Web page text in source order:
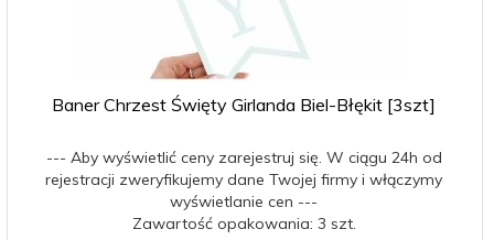
Baner Chrzest Święty Girlanda Biel-Błękit [3szt]
--- Aby wyświetlić ceny zarejestruj się. W ciągu 24h od
rejestracji zweryfikujemy dane Twojej firmy i włączymy
wyświetlanie cen ---
Zawartość opakowania: 3 szt.